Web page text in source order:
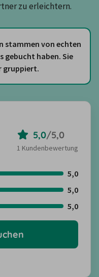
zu erleichtern.
stammen von echten
gebucht haben. Sie
gruppiert.
5,0/5,0
1 Kundenbewertung
5,0
5,0
5,0